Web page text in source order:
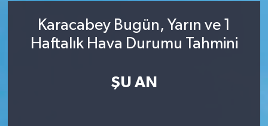
Karacabey Bugün, Yarın ve 1
Haftalık Hava Durumu Tahmini
ŞU AN
İzmir Trafik Yoğunluk Haritası